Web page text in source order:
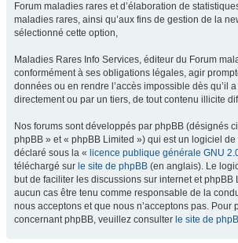
Forum maladies rares et d’élaboration de
maladies rares, ainsi qu’aux fins de gestion de la
sélectionné cette option,
Maladies Rares Info Services, éditeur du Forum
conformément à ses obligations légales, agir
données ou en rendre l’accès impossible dès qu’il
directement ou par un tiers, de tout contenu illicite
Nos forums sont développés par phpBB (désignés
phpBB » et « phpBB Limited ») qui est un logiciel
déclaré sous la « licence publique générale GNU
téléchargé sur le site de phpBB (en anglais). Le
but de faciliter les discussions sur internet et phpBB
aucun cas être tenu comme responsable de la
nous acceptons et que nous n’acceptons pas. Pour
concernant phpBB, veuillez consulter le site de